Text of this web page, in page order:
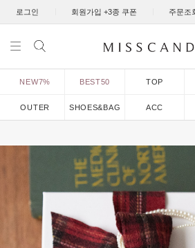
로그인 회원가입 +3종 쿠폰 주문조
NEW7% BEST50 TOP
OUTER SHOES&BAG ACC